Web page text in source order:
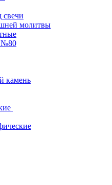
свечи
молитвы
№80
камень